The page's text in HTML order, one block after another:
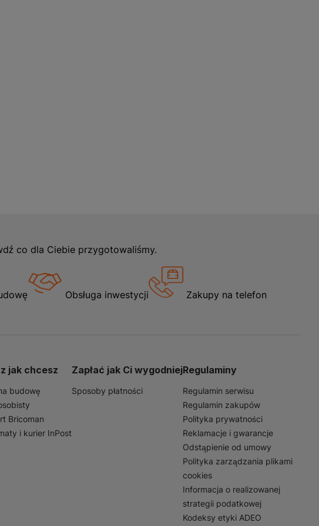
jakość wykonania sprawiają, że są
estetyczne i użytkowe.
co dla Ciebie przygotowaliśmy.
Obsługa inwestycji Zakupy na telefon
jak chcesz
budowę
Bricoman
i kurier InPost
Zapłać jak Ci wygodniej
Sposoby płatności
Regulaminy
Regulamin serwisu
Regulamin zakupów
Polityka prywatności
Reklamacje i gwarancje
Odstąpienie od umowy
Polityka zarządzania plikami
cookies
Informacja o realizowanej
strategii podatkowej
Kodeksy etyki ADEO